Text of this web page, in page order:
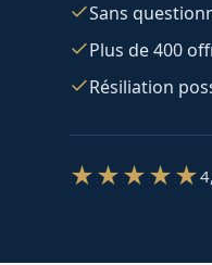
Sans
Plus de 400
Résiliation
★★★★★